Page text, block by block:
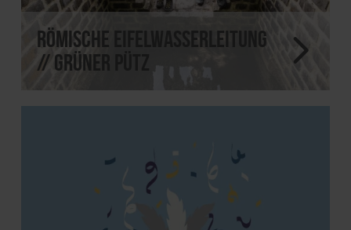
Römische Eifelwasserleitung
// Grüner Pütz